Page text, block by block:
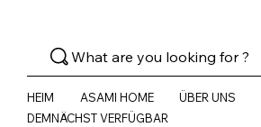
What are you looking for ?
HEIM ASAMI HOME ÜBER UNS
DEMNÄCHST VERFÜGBAR